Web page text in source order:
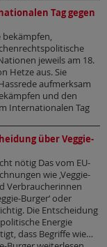
Tag gegen
bekämpfen,
jeweils am 18.
Hetze aus. Sie
aufmerksam
und den
Internationalen Tag
über Veggie-
nötig Das vom EU-
wie ‚Veggie-
Verbraucherinnen
Burger‘ oder
Die Entscheidung
Energie
dass Begriffe wie…